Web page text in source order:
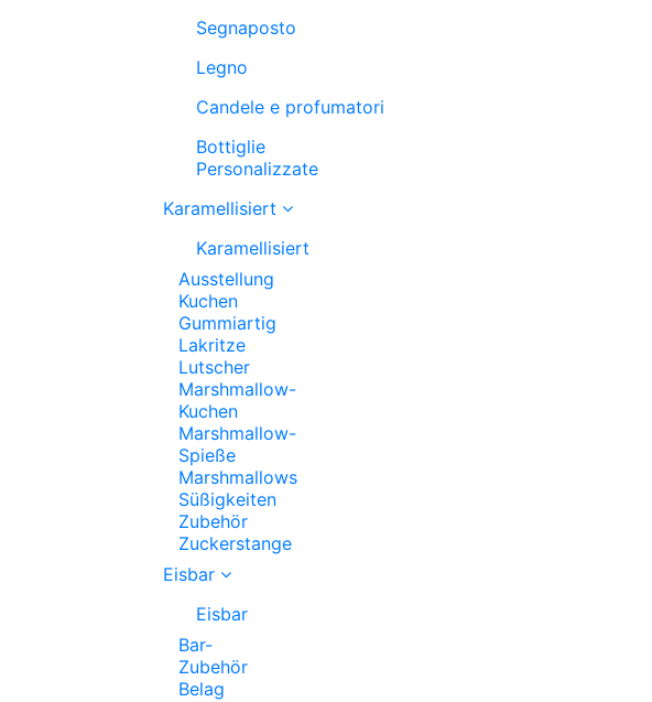
Segnaposto
Legno
Candele e profumatori
Bottiglie
Personalizzate
Karamellisiert
Karamellisiert
Ausstellung
Kuchen
Gummiartig
Lakritze
Lutscher
Marshmallow-
Kuchen
Marshmallow-
Spieße
Marshmallows
Süßigkeiten
Zubehör
Zuckerstange
Eisbar
Eisbar
Bar-
Zubehör
Belag